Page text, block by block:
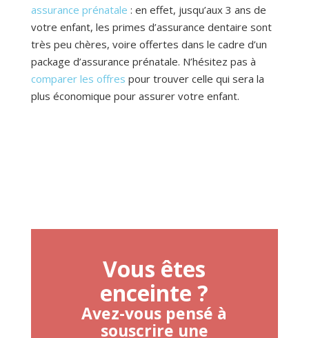
assurance prénatale : en effet, jusqu’aux 3 ans de
votre enfant, les primes d’assurance dentaire sont
très peu chères, voire offertes dans le cadre d’un
package d’assurance prénatale. N’hésitez pas à
comparer les offres pour trouver celle qui sera la
plus économique pour assurer votre enfant.
Vous êtes
enceinte ?
Avez-vous pensé à
souscrire une